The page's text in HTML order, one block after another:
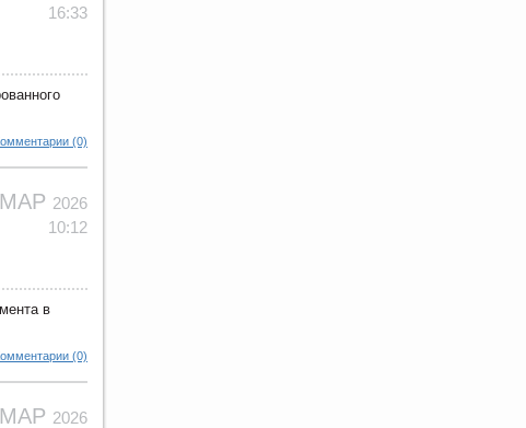
16:33
(0)
2026
10:12
в
(0)
2026